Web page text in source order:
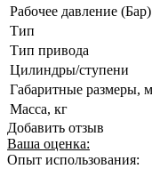
Рабочее давление (Бар)
Тип
Тип привода
Цилиндры/ступени
Габаритные размеры,
Масса, кг
Добавить отзыв
Ваша оценка:
Опыт использования: